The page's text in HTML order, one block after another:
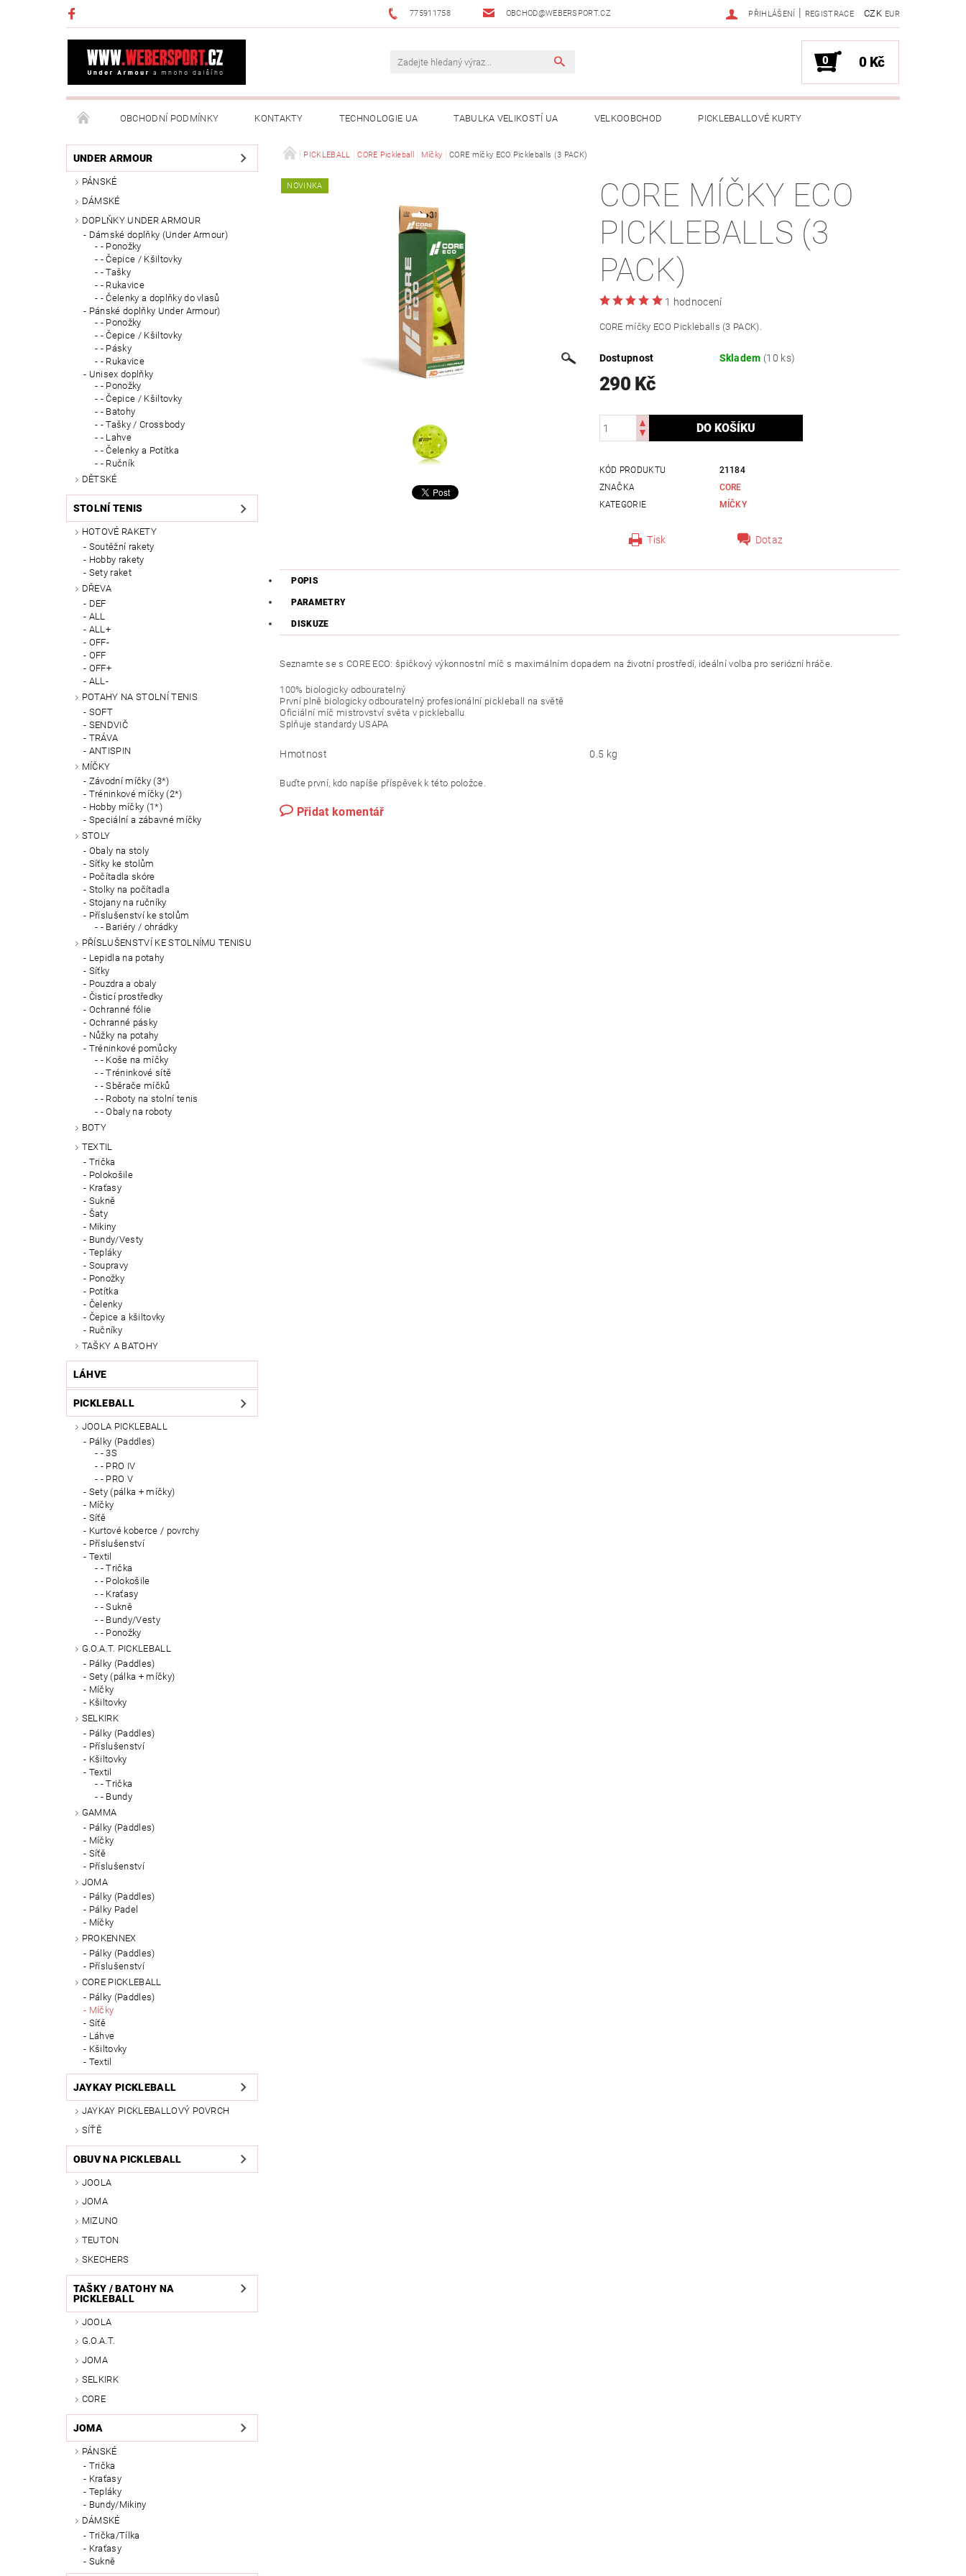
775911758 OBCHOD@WEBERSPORT.CZ CZK EUR
PŘIHLÁŠENÍ | REGISTRACE
0 0 Kč
OBCHODNÍ PODMÍNKY KONTAKTY TECHNOLOGIE UA TABULKA VELIKOSTÍ UA VELKOOBCHOD PICKLEBALLOVÉ KURTY
NAPIŠTE NÁM MOJE OBJEDNÁVKA
UNDER ARMOUR
PÁNSKÉ
DÁMSKÉ
DOPLŇKY UNDER ARMOUR
Dámské doplňky (Under Armour)
- Ponožky
- Čepice / Kšiltovky
- Tašky
- Rukavice
- Čelenky a doplňky do vlasů
Pánské doplňky Under Armour)
- Ponožky
- Čepice / Kšiltovky
- Pásky
- Rukavice
Unisex doplňky
- Ponožky
- Čepice / Kšiltovky
- Batohy
- Tašky / Crossbody
- Lahve
- Čelenky a Potítka
- Ručník
DĚTSKÉ
STOLNÍ TENIS
HOTOVÉ RAKETY
Soutěžní rakety
Hobby rakety
Sety raket
DŘEVA
DEF
ALL
ALL+
OFF-
OFF
OFF+
ALL-
POTAHY NA STOLNÍ TENIS
SOFT
SENDVIČ
TRÁVA
ANTISPIN
MÍČKY
Závodní míčky (3*)
Tréninkové míčky (2*)
Hobby míčky (1*)
Speciální a zábavné míčky
STOLY
Obaly na stoly
Síťky ke stolům
Počítadla skóre
Stolky na počítadla
Stojany na ručníky
Příslušenství ke stolům
- Bariéry / ohrádky
PŘÍSLUŠENSTVÍ KE STOLNÍMU TENISU
Lepidla na potahy
Síťky
Pouzdra a obaly
Čisticí prostředky
Ochranné fólie
Ochranné pásky
Nůžky na potahy
Tréninkové pomůcky
- Koše na míčky
- Tréninkové sítě
- Sběrače míčků
- Roboty na stolní tenis
- Obaly na roboty
BOTY
TEXTIL
Trička
Polokošile
Kraťasy
Sukně
Šaty
Mikiny
Bundy/Vesty
Tepláky
Soupravy
Ponožky
Potítka
Čelenky
Čepice a kšiltovky
Ručníky
TAŠKY A BATOHY
LÁHVE
PICKLEBALL
JOOLA PICKLEBALL
Pálky (Paddles)
- 3S
- PRO IV
- PRO V
Sety (pálka + míčky)
Míčky
Síťě
Kurtové koberce / povrchy
Příslušenství
Textil
- Trička
- Polokošile
- Kraťasy
- Sukně
- Bundy/Vesty
- Ponožky
G.O.A.T. PICKLEBALL
Pálky (Paddles)
Sety (pálka + míčky)
Míčky
Kšiltovky
SELKIRK
Pálky (Paddles)
Příslušenství
Kšiltovky
Textil
- Trička
- Bundy
GAMMA
Pálky (Paddles)
Míčky
Síťě
Příslušenství
JOMA
Pálky (Paddles)
Pálky Padel
Míčky
PROKENNEX
Pálky (Paddles)
Příslušenství
CORE PICKLEBALL
Pálky (Paddles)
Míčky
Síťě
Láhve
Kšiltovky
Textil
JAYKAY PICKLEBALL
JAYKAY PICKLEBALLOVÝ POVRCH
SÍŤĚ
OBUV NA PICKLEBALL
JOOLA
JOMA
MIZUNO
TEUTON
SKECHERS
TAŠKY / BATOHY NA
PICKLEBALL
JOOLA
G.O.A.T.
JOMA
SELKIRK
CORE
JOMA
PÁNSKÉ
Trička
Kraťasy
Tepláky
Bundy/Mikiny
DÁMSKÉ
Trička/Tílka
Kraťasy
Sukně
PICKLEBALL CORE Pickleball Míčky CORE míčky ECO Pickleballs (3 PACK)
NOVINKA
CORE MÍČKY ECO
PICKLEBALLS (3
PACK)
1 hodnocení
CORE míčky ECO Pickleballs (3 PACK).
Dostupnost Skladem (10 ks)
290 Kč
KÓD PRODUKTU
21184
ZNAČKA
CORE
KATEGORIE
MÍČKY
Tisk Dotaz
POPIS
PARAMETRY
DISKUZE
Seznamte se s CORE ECO: špičkový výkonnostní míč s maximálním dopadem na životní prostředí, ideální volba pro seriózní hráče.
100% biologicky odbouratelný
První plně biologicky odbouratelný profesionální pickleball na světě
Oficiální míč mistrovství světa v pickleballu
Splňuje standardy USAPA
Hmotnost 0.5 kg
Buďte první, kdo napíše příspěvek k této položce.
Přidat komentář